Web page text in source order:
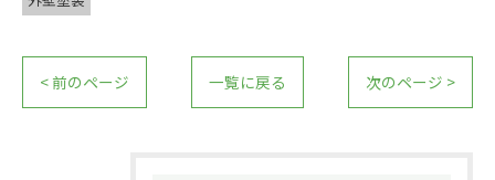
< 前のページ 一覧に戻る 次のページ >